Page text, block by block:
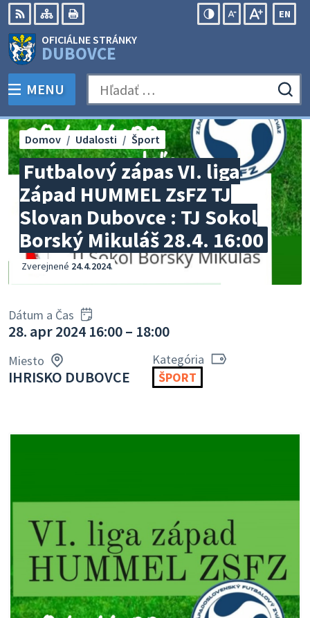
Preskočiť
na
obsah
RSS Mapa
EN
OFICIÁLNE STRÁNKY
DUBOVCE
PREPNÚŤ
MENU Hľadať:
Futbalový zápas VI. liga
Západ HUMMEL ZsFZ TJ
Slovan Dubovce : TJ Sokol
Borský Mikuláš 28.4. 16:00
Domov Udalosti Šport
Zverejnené 24.4.2024.
Dátum a Čas
28. apr 2024 16:00 – 18:00
Miesto
IHRISKO DUBOVCE
Kategória
ŠPORT